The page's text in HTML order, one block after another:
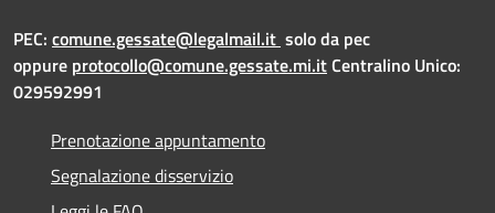
PEC: comune.gessate@legalmail.it solo da pec
oppure protocollo@comune.gessate.mi.itCentralino Unico:
029592991
Prenotazione appuntamento
Segnalazione disservizio